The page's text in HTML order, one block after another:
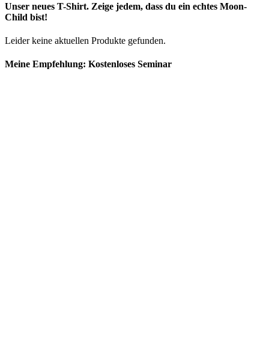
Unser neues T-Shirt. Zeige jedem, dass du ein echtes Moon-
Child bist!
Leider keine aktuellen Produkte gefunden.
Meine Empfehlung: Kostenloses Seminar